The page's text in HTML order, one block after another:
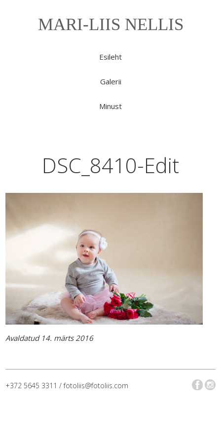
MARI-LIIS NELLIS
Esileht
Galerii
Minust
DSC_8410-Edit
Avaldatud 14. märts 2016
+372 5645 3311 / fotoliis@fotoliis.com